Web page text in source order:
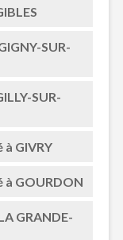
SUR-
SUR-
GIVRY
GOURDON
GRANDE-